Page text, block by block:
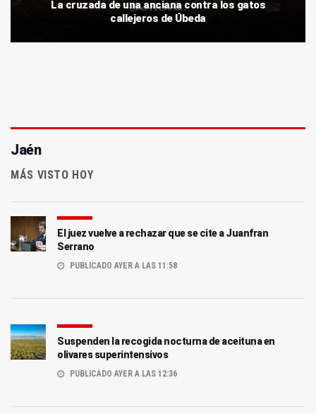
La cruzada de una anciana contra los gatos
callejeros de Úbeda
Jaén
MÁS VISTO HOY
El juez vuelve a rechazar que se cite a Juanfran
Serrano
PUBLICADO AYER A LAS 11:58
Suspenden la recogida nocturna de aceituna en
olivares superintensivos
PUBLICADO AYER A LAS 12:36